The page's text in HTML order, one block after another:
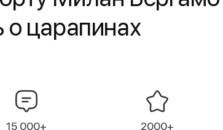
о царапинах
15 000+
2000+